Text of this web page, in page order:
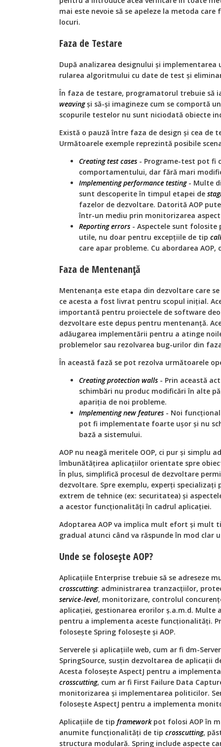
mai este nevoie să se apeleze la metoda
locuri.
Faza de Testare
După analizarea designului și
rularea algoritmului cu date de test și
În faza de testare, programatorul trebuie să
weavingși să-și imagineze cum se comportă
scopurile testelor nu sunt niciodată obiecte
Există o pauză între faza de design și cea de
Următoarele exemple reprezintă posibile
Creating test cases - Programe-test pot fi
comportamentului, dar fără mari
Implementing performance testing- Multe
sunt descoperite în timpul etapei de
fazelor de dezvoltare. Datorită AOP
într-un mediu prin monitorizarea
Reporting errors - Aspectele sunt folosite
utile, nu doar pentru excepțiile de tip call
care apar probleme. Cu abordarea
Faza de Mentenanță
Mentenanța este etapa din dezvoltare care
ce acesta a fost livrat pentru scopul inițial.
importantă pentru proiectele de software
dezvoltare este depus pentru mentenanță.
adăugarea implementării pentru a atinge
problemelor sau rezolvarea bug-urilor din
În această fază se pot rezolva următoarele
Creating protection walls - Prin această
schimbări nu produc modificări în alte
apariția de noi probleme.
Implementing new features - Noi
pot fi implementate foarte ușor și nu
bază a sistemului.
AOP nu neagă meritele OOP, ci pur și simplu
îmbunătățirea aplicațiilor orientate spre
În plus, simplifică procesul de dezvoltare
dezvoltare. Spre exemplu, experți
extrem de tehnice (ex: securitatea) și
a acestor funcționalități în cadrul aplicației.
Adoptarea AOP va implica mult efort și mult
gradual atunci când va răspunde în mod clar
Unde se folosește AOP?
Aplicațiile Enterprise trebuie să se adreseze
crosscutting: administrarea tranzacțiilor,
service-level, monitorizare, controlul
aplicației, gestionarea erorilor ș.a.m.d. Multe
pentru a implementa aceste funcționalități.
folosește Spring folosește și AOP.
Serverele și aplicațiile web, cum ar fi dm-
SpringSource, susțin dezvoltarea de aplicații
Acesta folosește AspectJ pentru a
crosscutting, cum ar fi First Failure Data
monitorizarea și implementarea politicilor.
folosește AspectJ pentru a implementa
Aplicațiile de tip frameworkpot folosi AOP în
anumite funcționalități de tip crosscutting,
structura modulară. Spring include aspecte